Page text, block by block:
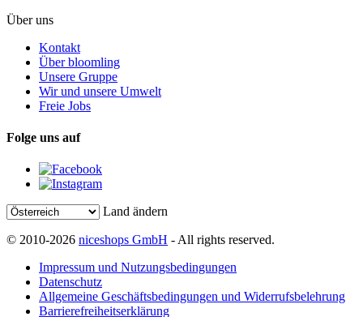
Über uns
Kontakt
Über bloomling
Unsere Gruppe
Wir und unsere Umwelt
Freie Jobs
Folge uns auf
Land ändern
© 2010-2026 niceshops GmbH - All rights reserved.
Impressum und Nutzungsbedingungen
Datenschutz
Allgemeine Geschäftsbedingungen und Widerrufsbelehrung
Barrierefreiheitserklärung